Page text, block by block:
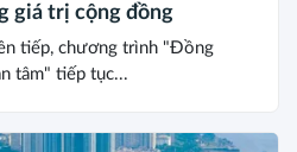
giá trị cộng đồng
tiếp, chương trình "Đồng
tâm" tiếp tục...